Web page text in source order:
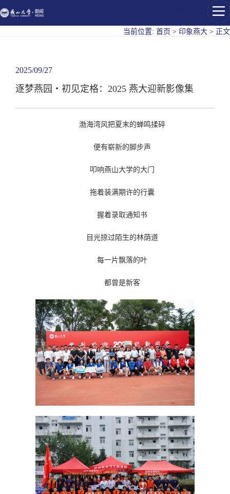
当前位置: 首页 > 印象燕大 > 正文
2025/09/27
逐梦燕园・初见定格：2025 燕大迎新影像集
渤海湾风把夏末的蝉鸣揉碎
便有崭新的脚步声
叩响燕山大学的大门
拖着装满期许的行囊
握着录取通知书
目光掠过陌生的林荫道
每一片飘落的叶
都曾是新客